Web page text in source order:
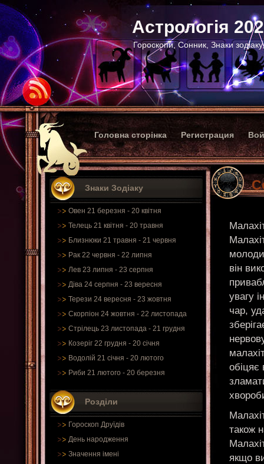
Астрологія
Гороскопи, Сонник, Знаки
Головна сторінка Регистрация
Знаки Зодіаку
Овен 21 березня - 20 квітня
Телець 21 квітня - 20 травня
Близнюки 21 травня - 21 червня
Рак 22 червня - 22 липня
Лев 23 липня - 23 серпня
Діва 24 серпня - 23 вересня
Терези 24 вересня - 23 жовтня
Скорпіон 24 жовтня - 22 листопада
Стрілець 23 листопада - 21 грудня
Козеріг 22 грудня - 20 січня
Водолій 21 січня - 20 лютого
Риби 21 лютого - 20 березня
Розділи
Гороскоп Друїдів
День народження
Значення імені
він
увагу
чар,
також
якщо